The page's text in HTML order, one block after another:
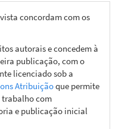
concordam com os
autorais e concedem à
publicação, com o
licenciado sob a
Atribuiçãoque permite
com
e publicação inicial